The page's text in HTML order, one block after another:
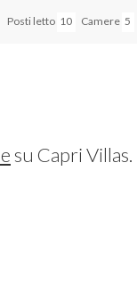
Posti letto 10 Camere 5
su Capri Villas.